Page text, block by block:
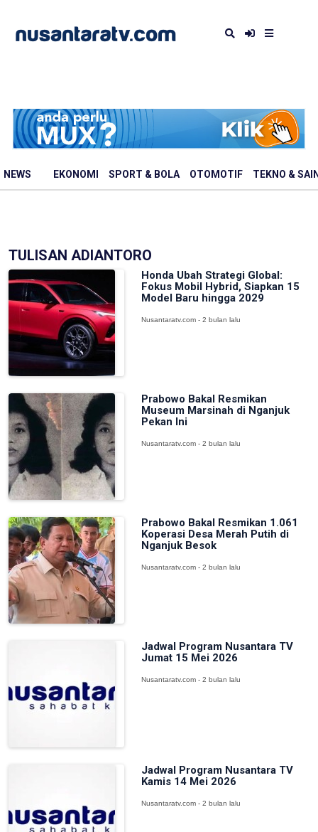
NEWS EKONOMI SPORT & BOLA OTOMOTIF TEKNO &
TULISAN ADIANTORO
Honda Ubah Strategi Global:
Fokus Mobil Hybrid, Siapkan 15
Model Baru hingga 2029
Nusantaratv.com - 2 bulan lalu
Prabowo Bakal Resmikan
Museum Marsinah di Nganjuk
Pekan Ini
Nusantaratv.com - 2 bulan lalu
Prabowo Bakal Resmikan 1.061
Koperasi Desa Merah Putih di
Nganjuk Besok
Nusantaratv.com - 2 bulan lalu
Jadwal Program Nusantara TV
Jumat 15 Mei 2026
Nusantaratv.com - 2 bulan lalu
Jadwal Program Nusantara TV
Kamis 14 Mei 2026
Nusantaratv.com - 2 bulan lalu